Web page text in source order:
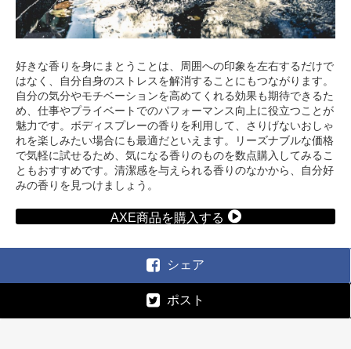
好きな香りを身にまとうことは、周囲への印象を左右するだけで
はなく、自分自身のストレスを解消することにもつながります。
自分の気分やモチベーションを高めてくれる効果も期待できるた
め、仕事やプライベートでのパフォーマンス向上に役立つことが
魅力です。ボディスプレーの香りを利用して、さりげないおしゃ
れを楽しみたい場合にも最適だといえます。リーズナブルな価格
で気軽に試せるため、気になる香りのものを数点購入してみるこ
ともおすすめです。清潔感を与えられる香りのなかから、自分好
みの香りを見つけましょう。
AXE商品を購入する
シェア
ポスト